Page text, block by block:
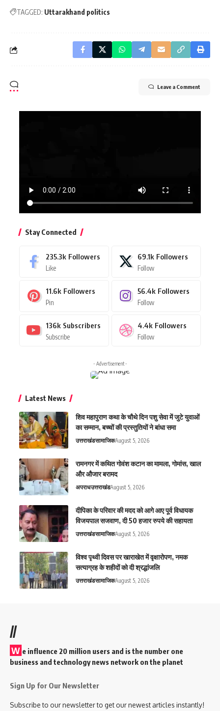
TAGGED: Uttarakhand politics
Leave a Comment
Stay Connected
235.3k Followers
Like
69.1k Followers
Follow
11.6k Followers
Pin
56.4k Followers
Follow
136k Subscribers
Subscribe
4.4k Followers
Follow
- Advertisement -
Latest News
शिव महापुराण कथा के चौथे दिन पशु सेवा में जुटे युवाओं
का सम्मान, बच्चों की प्रस्तुतियों ने बांधा समा
उत्तराखंडसामाजिकAugust 5, 2026
रामनगर में कथित गोवंश कटान का मामला, गोमांस, खाल
और औजार बरामद
अपराधउत्तराखंडAugust 5, 2026
दीपिका के परिवार की मदद को आगे आए पूर्व विधायक
विजयपाल सजवाण, दी 50 हजार रुपये की सहायता
उत्तराखंडसामाजिकAugust 5, 2026
विश्व पृथ्वी दिवस पर खाराखेत में वृक्षारोपण, नमक
सत्याग्रह के शहीदों को दी श्रद्धांजलि
उत्तराखंडसामाजिकAugust 5, 2026
//
W e influence 20 million users and is the number one
business and technology news network on the planet
Sign Up for Our Newsletter
Subscribe to our newsletter to get our newest articles instantly!